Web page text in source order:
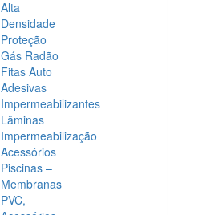
Alta
Densidade
Proteção
Gás Radão
Fitas Auto
Adesivas
Impermeabilizantes
Lâminas
Impermeabilização
Acessórios
Piscinas –
Membranas
PVC,